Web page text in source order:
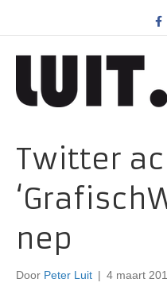
c
k
Twitter
nep
Door Peter Luit | 4 maart